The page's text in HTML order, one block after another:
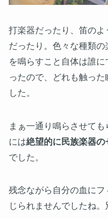
打楽器だったり、笛の
だったり。色々な種類
を鳴らすこと自体は誰
ったので、どれも触っ
した。
まぁ一通り鳴らさせて
には絶望的に民族楽器の
でした。
残念ながら自分の血に
じられませんでしたね。